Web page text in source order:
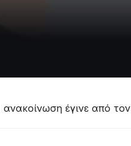
έγινε από τον